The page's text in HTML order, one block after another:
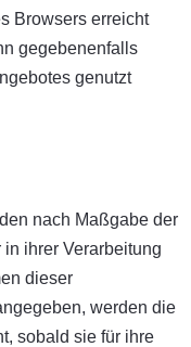
Browsers erreicht
gegebenenfalls
genutzt
nach Maßgabe der
ihrer Verarbeitung
dieser
werden die
sobald sie für ihre